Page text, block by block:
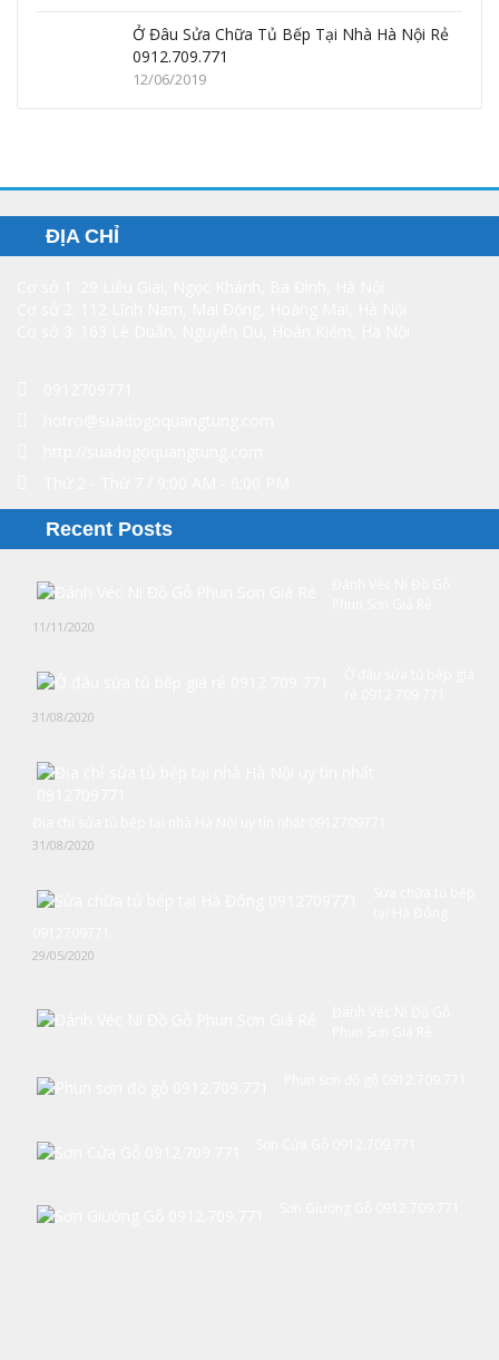
Ở Đâu Sửa Chữa Tủ Bếp Tại Nhà Hà Nội Rẻ
0912.709.771
12/06/2019
ĐỊA CHỈ
Recent Posts
11/11/2020
31/08/2020
31/08/2020
29/05/2020